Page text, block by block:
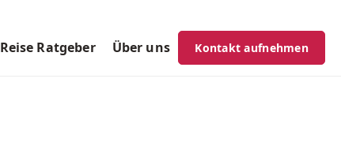
Reise Ratgeber Über uns Kontakt aufnehmen